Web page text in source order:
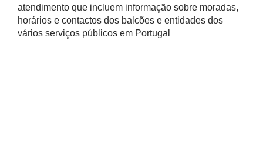
atendimento que incluem informação sobre moradas,
horários e contactos dos balcões e entidades dos
vários serviços públicos em Portugal